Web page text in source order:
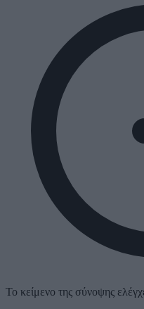
Το κείμενο της σύνοψης